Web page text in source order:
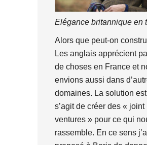
Elégance britannique en
Alors que peut-on
Les anglais apprécient
de choses en France et
envions aussi dans
domaines. La solution est
s’agit de créer des « joint
ventures » pour ce qui
rassemble. En ce sens